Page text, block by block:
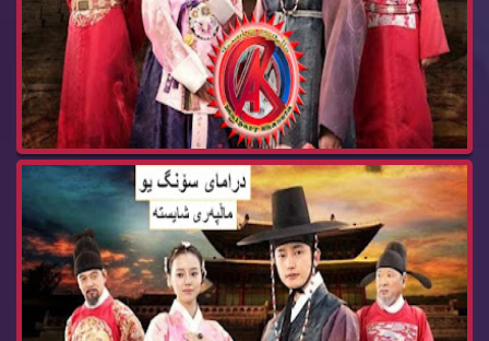
زنجیره‌ درامای سۆنگ یو ئه‌ڵقه‌ی 22